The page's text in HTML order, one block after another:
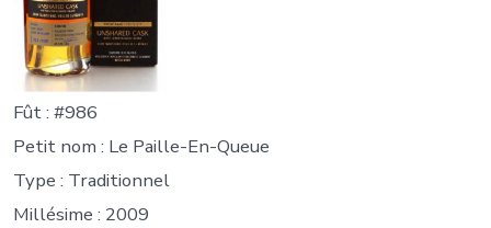
Fût : #986
Petit nom : Le Paille-En-Queue
Type : Traditionnel
Millésime : 2009